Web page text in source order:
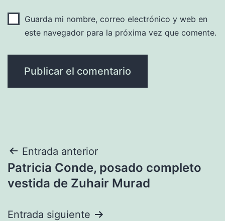
Guarda mi nombre, correo electrónico y web en
este navegador para la próxima vez que comente.
Navegación
de
Entrada anterior
Patricia Conde, posado completo
vestida de Zuhair Murad
Entrada siguiente